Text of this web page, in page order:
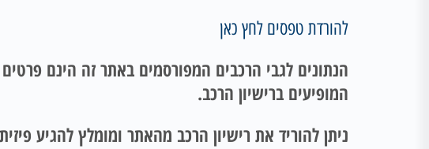
להורדת טפסים לחץ כאן
הנתונים לגבי הרכבים המפורסמים באתר זה הינם
המופיעים ברישיון הרכב.
ניתן להוריד את רישיון הרכב מהאתר ומומלץ להגיע